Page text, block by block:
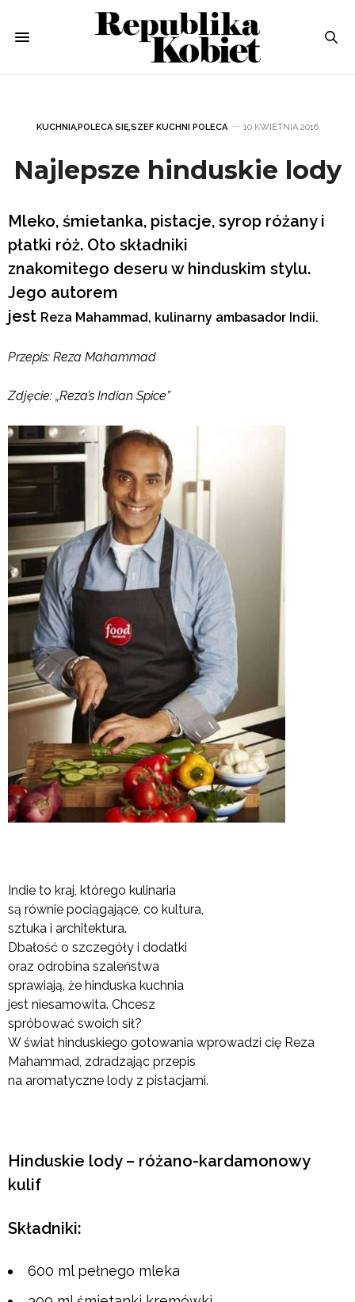
KUCHNIA,POLECA SIĘ,SZEF KUCHNI POLECA 10 KWIETNIA 2016
Najlepsze hinduskie lody
Mleko, śmietanka, pistacje, syrop różany i
płatki róż. Oto składniki
znakomitego deseru w hinduskim stylu.
Jego autorem
jest Reza Mahammad, kulinarny ambasador Indii.
Przepis: Reza Mahammad
Zdjęcie: „Reza’s Indian Spice”
Indie to kraj, którego kulinaria
są równie pociągające, co kultura,
sztuka i architektura.
Dbałość o szczegóły i dodatki
oraz odrobina szaleństwa
sprawiają, że hinduska kuchnia
jest niesamowita. Chcesz
spróbować swoich sił?
W świat hinduskiego gotowania wprowadzi cię Reza
Mahammad, zdradzając przepis
na aromatyczne lody z pistacjami.
Hinduskie lody – różano-kardamonowy
kulif
Składniki:
600 ml pełnego mleka